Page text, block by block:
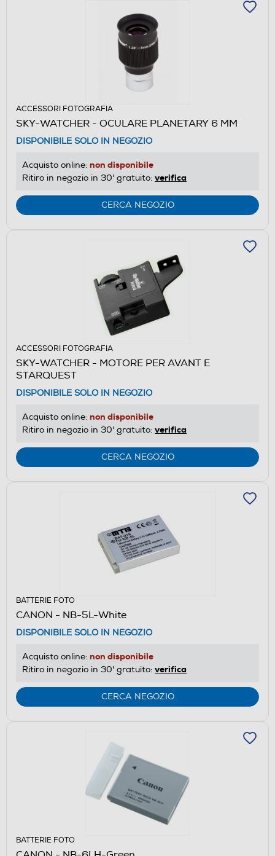
ACCESSORI FOTOGRAFIA
SKY-WATCHER - OCULARE PLANETARY 6 MM
DISPONIBILE SOLO IN NEGOZIO
Acquisto online: non disponibile
Ritiro in negozio in 30' gratuito: verifica
CERCA NEGOZIO
ACCESSORI FOTOGRAFIA
SKY-WATCHER - MOTORE PER AVANT E
STARQUEST
DISPONIBILE SOLO IN NEGOZIO
Acquisto online: non disponibile
Ritiro in negozio in 30' gratuito: verifica
CERCA NEGOZIO
BATTERIE FOTO
CANON - NB-5L-White
DISPONIBILE SOLO IN NEGOZIO
Acquisto online: non disponibile
Ritiro in negozio in 30' gratuito: verifica
CERCA NEGOZIO
BATTERIE FOTO